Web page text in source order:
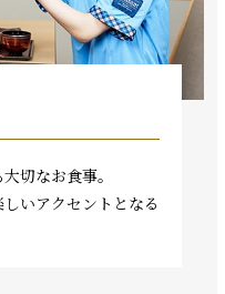
切なお食事。
いアクセントとなる